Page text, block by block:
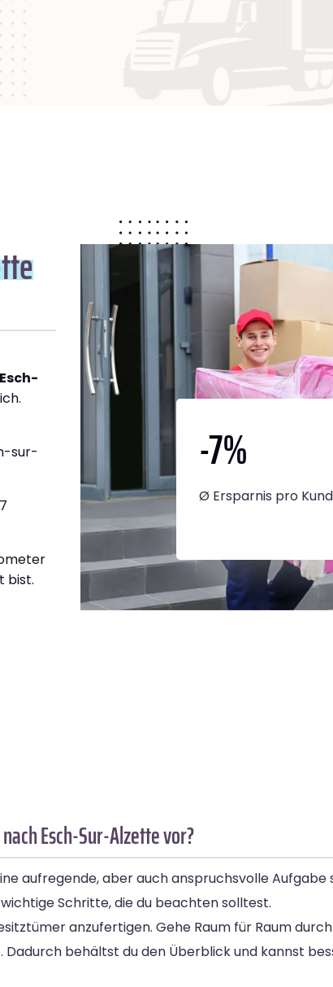
sur-
bist.
-7%
Ø Ersparnis pro
Esch-Sur-Alzette vor?
aufregende, aber auch anspruchsvolle Aufgabe
Schritte, die du beachten solltest.
anzufertigen. Gehe Raum für Raum
behältst du den Überblick und kannst